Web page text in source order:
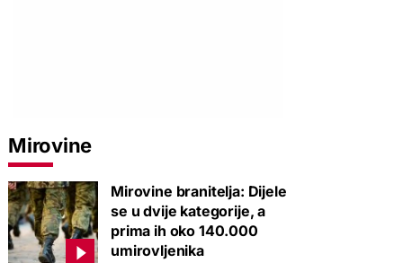
Mirovine
Mirovine branitelja: Dijele
se u dvije kategorije, a
prima ih oko 140.000
umirovljenika